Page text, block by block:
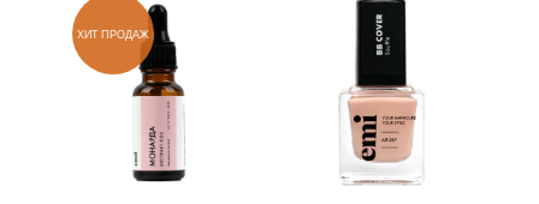
ХИТ ПРОДАЖ